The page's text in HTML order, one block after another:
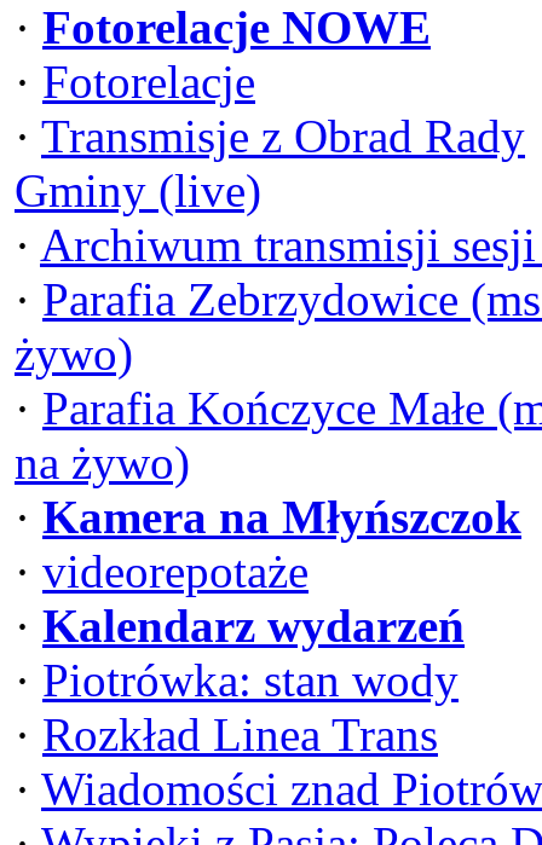
· Fotorelacje NOWE
· Fotorelacje
· Transmisje z Obrad Rady
Gminy (live)
· Archiwum transmisji
· Parafia Zebrzydowice
żywo)
· Parafia Kończyce Małe
na żywo)
· Kamera na Młyńszczok
· videorepotaże
· Kalendarz wydarzeń
· Piotrówka: stan wody
· Rozkład Linea Trans
· Wiadomości znad